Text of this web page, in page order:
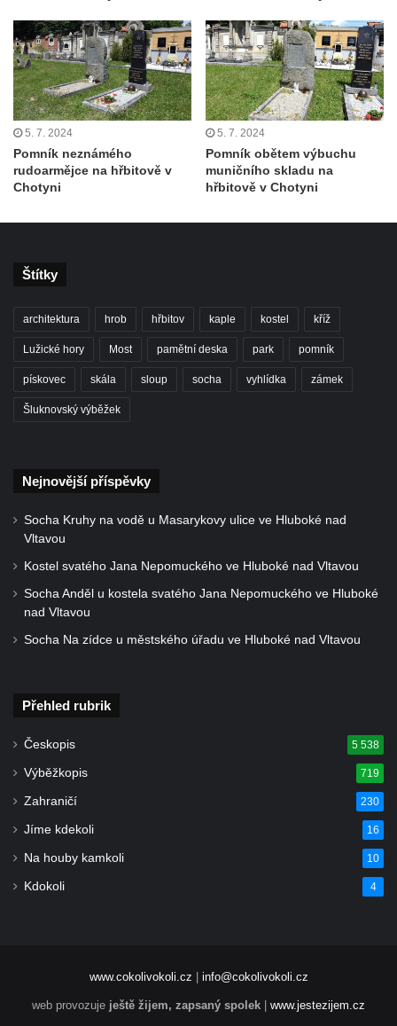
Boru
Dům čp. 170 na Palackého náměstí v
Novém Boru
Dům čp. 183 na Palackého náměstí v
Novém Boru
Dům čp. 184 na Palackého náměstí v
Novém Boru
Dům čp. 206 v Tkalcovské ulici v Novém
Boru
Dům čp. 107 v Kalinově ulici v Novém Boru
Boru
Dům čp. 106 v Kalinově ulici v Novém Boru
Dům kultury Ostrov
Pěnčína
Altán v parku u školy v Teplicích nad Metují
Vila Landhaus čp. 1230/6 v ulici Pod
Doubravkou v Teplicích
5. 7. 2024
Pomník neznámého
rudoarmějce na hřbitově v
Chotyni
5. 7. 2024
Pomník obětem výbuchu
muničního skladu na
hřbitově v Chotyni
Štítky
architektura hrob hřbitov kaple kostel kříž
Lužické hory Most pamětní deska park pomník
pískovec skála sloup socha vyhlídka zámek
Šluknovský výběžek
Nejnovější příspěvky
Socha Kruhy na vodě u Masarykovy ulice ve Hluboké nad
Vltavou
Kostel svatého Jana Nepomuckého ve Hluboké nad Vltavou
Socha Anděl u kostela svatého Jana Nepomuckého ve Hluboké
nad Vltavou
Socha Na zídce u městského úřadu ve Hluboké nad Vltavou
Přehled rubrik
Českopis 5 538
Výběžkopis 719
Zahraničí 230
Jíme kdekoli 16
Na houby kamkoli 10
Kdokoli 4
www.cokolivokoli.cz info@cokolivokoli.cz
web provozuje ještě žijem, zapsaný spolek www.jestezijem.cz